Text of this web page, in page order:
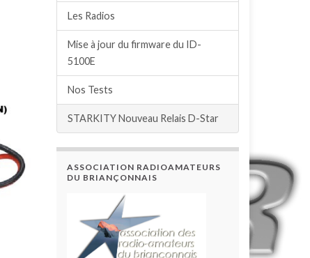
Les Radios
Mise à jour du firmware du ID-
5100E
Nos Tests
STARKITY Nouveau Relais D-Star
ASSOCIATION RADIOAMATEURS
DU BRIANÇONNAIS